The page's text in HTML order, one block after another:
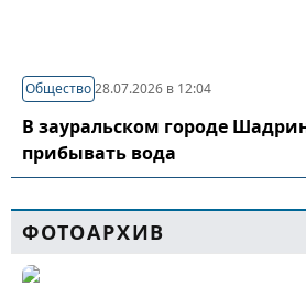
Общество28.07.2026 в 12:04
В зауральском городе
прибывать вода
ФОТОАРХИВ